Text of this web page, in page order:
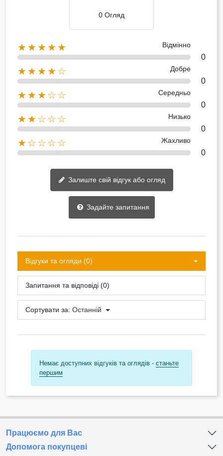
0 Огляд
★★★★★ Відмінно
0
★★★★☆ Добре
0
★★★☆☆ Середньо
0
★★☆☆☆ Низько
0
★☆☆☆☆ Жахливо
0
Залиште свій відгук або огляд
Задайте запитання
Відгуки та огляди (0)
Запитання та відповіді (0)
Сортувати за: Останній
Немає доступних відгуків та оглядів - станьте
першим
Працюємо для Вас
Допомога покупцеві